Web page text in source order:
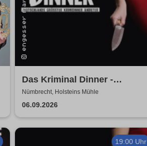
Das Kriminal Dinner -
Hauptkommissar Schröder
ermittelt
Nümbrecht, Holsteins Mühle
06.09.2026
19:00 Uhr